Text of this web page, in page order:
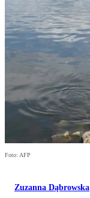
Foto: AFP
Zuzanna Dąbrowska